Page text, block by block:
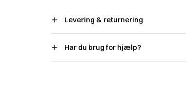
Levering & returnering
Har du brug for hjælp?